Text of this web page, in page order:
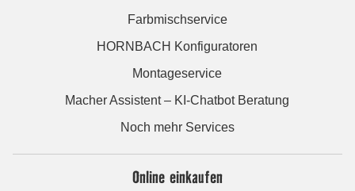
Farbmischservice
HORNBACH Konfiguratoren
Montageservice
Macher Assistent – KI-Chatbot Beratung
Noch mehr Services
Online einkaufen